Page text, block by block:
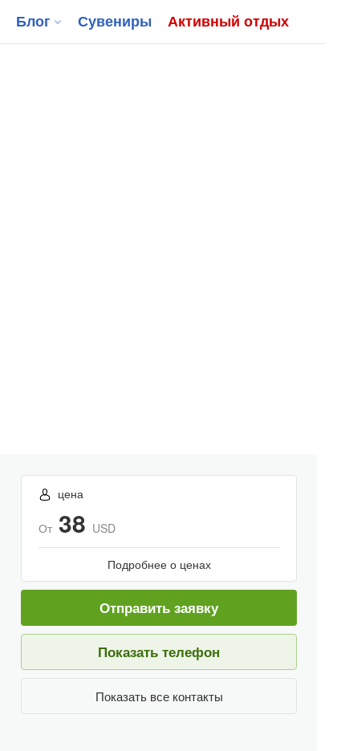
Блог Сувениры Активный отдых
цена
От 38 USD
Подробнее о ценах
Отправить заявку
Показать телефон
Показать все контакты